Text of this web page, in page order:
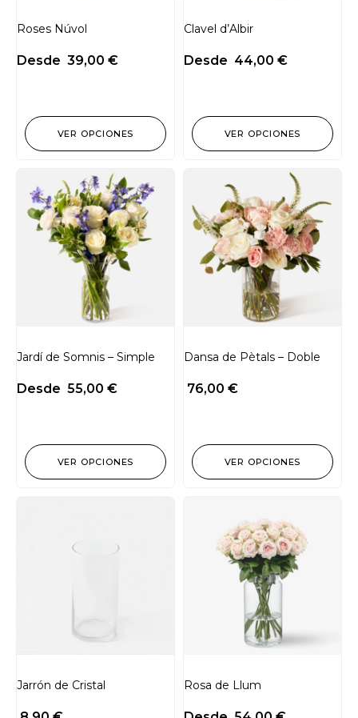
Roses Núvol
Desde 39,00 €
VER OPCIONES
Clavel d’Albir
Desde 44,00 €
VER OPCIONES
Jardí de Somnis – Simple
Desde 55,00 €
VER OPCIONES
Dansa de Pètals – Doble
76,00 €
VER OPCIONES
Jarrón de Cristal Rosa de Llum